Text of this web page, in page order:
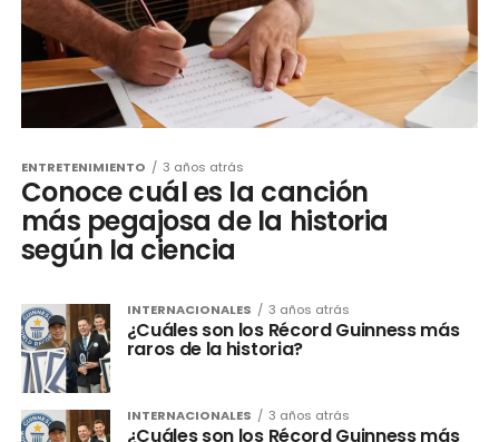
ENTRETENIMIENTO 3 años atrás
Conoce cuál es la canción
más pegajosa de la historia
según la ciencia
INTERNACIONALES 3 años atrás
¿Cuáles son los Récord Guinness más
raros de la historia?
INTERNACIONALES 3 años atrás
¿Cuáles son los Récord Guinness más